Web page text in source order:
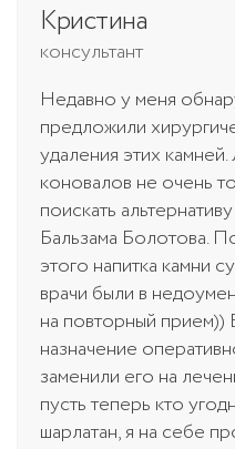
Кристина
консультант
Недавно у меня
предложили
удаления этих
коновалов не очень
поискать
Бальзама Болотова.
этого напитка камни
врачи были в
на повторный
назначение
заменили его на
пусть теперь кто
шарлатан, я на себе